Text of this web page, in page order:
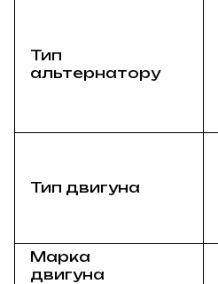
Тип
альтернатору
Тип двигуна
Марка
двигуна